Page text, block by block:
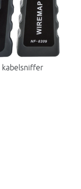
kabelsniffer